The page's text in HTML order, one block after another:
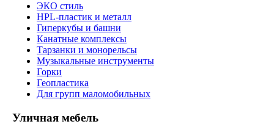
ЭКО стиль
HPL-пластик и металл
Гиперкубы и башни
Канатные комплексы
Тарзанки и монорельсы
Музыкальные инструменты
Горки
Геопластика
Для групп маломобильных
Уличная мебель